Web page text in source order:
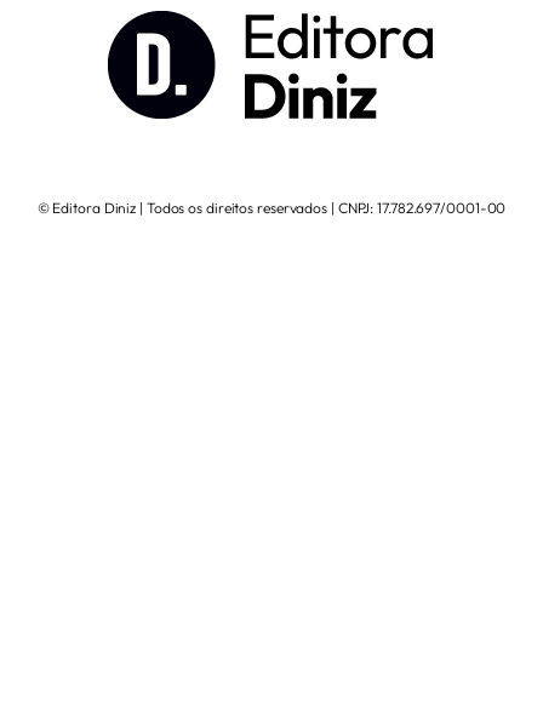
© Editora Diniz | Todos os direitos reservados | CNPJ: 17.782.697/0001-00